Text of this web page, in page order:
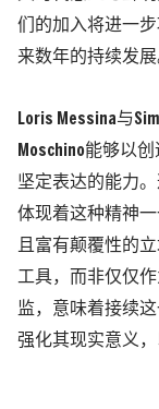
们的加入将进一
来数年的持续发展
Loris Messina与
Moschino能够以
坚定表达的能力
体现着这种精神
且富有颠覆性的
工具，而非仅仅
监，意味着接续
强化其现实意义